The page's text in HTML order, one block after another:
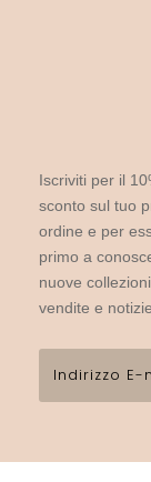
Iscriviti per il
sconto sul tuo
ordine e per
primo a
nuove collezioni,
vendite e notizie.